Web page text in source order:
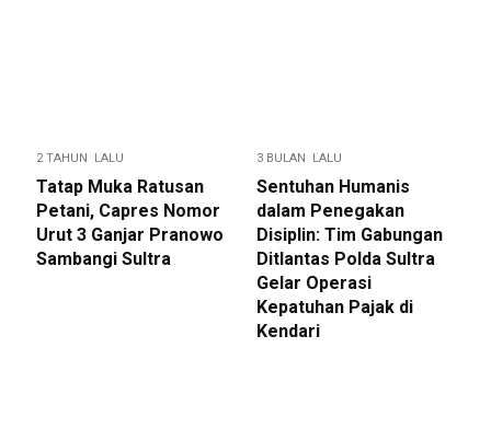
2 TAHUN LALU
Tatap Muka Ratusan
Petani, Capres Nomor
Urut 3 Ganjar Pranowo
Sambangi Sultra
3 BULAN LALU
Sentuhan Humanis
dalam Penegakan
Disiplin: Tim Gabungan
Ditlantas Polda Sultra
Gelar Operasi
Kepatuhan Pajak di
Kendari